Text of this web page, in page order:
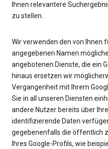
Ihnen relevantere
zu stellen.
Wir verwenden den von Ihnen
angegebenen Namen
angebotenen Dienste, die ein
hinaus ersetzen wir
Vergangenheit mit Ihrem
Sie in all unseren Diensten
andere Nutzer bereits über
identifizierende Daten
gegebenenfalls die öffentlich
Ihres Google-Profils, wie